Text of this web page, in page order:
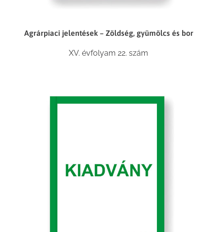
Agrárpiaci jelentések – Zöldség, gyümölcs és bor
XV. évfolyam 22. szám